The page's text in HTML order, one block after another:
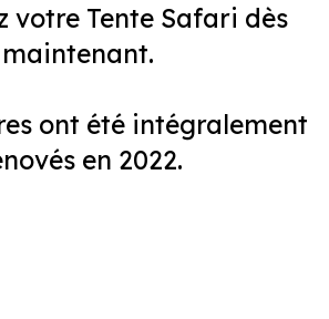
votre Tente Safari dès
maintenant.
ont été intégralement
en 2022.